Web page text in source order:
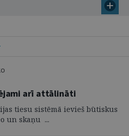
arī attālināti
tiesu sistēmā ievieš būtiskus
un skaņu ...